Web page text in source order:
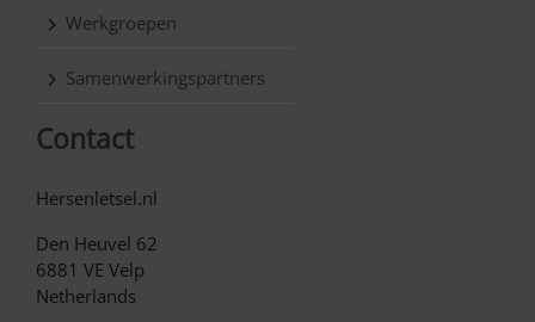
Werkgroepen
Samenwerkingspartners
Contact
Hersenletsel.nl
Den Heuvel 62
6881 VE Velp
Netherlands